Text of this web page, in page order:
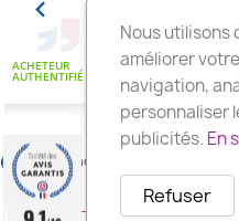
Marchand approuvé par la
vérifier
© 2026 - Fleuriste deuil.fr,
Nous utilisons
améliorer
navigation,
personnaliser
publicités. En
Refuser